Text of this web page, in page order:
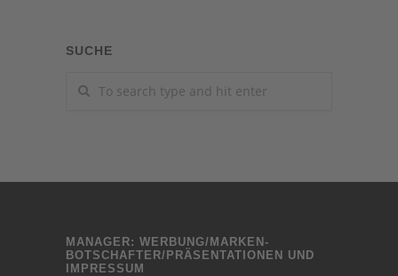
SUCHE
MANAGER: WERBUNG/MARKEN-
BOTSCHAFTER/PRÄSENTATIONEN UND
IMPRESSUM